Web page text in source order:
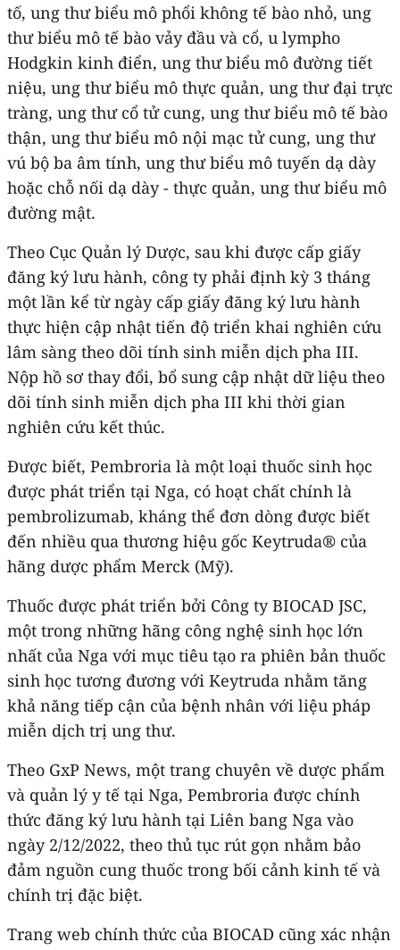
tố, ung thư biểu mô phổi không tế bào nhỏ, ung
thư biểu mô tế bào vảy đầu và cổ, u lympho
Hodgkin kinh điển, ung thư biểu mô đường tiết
niệu, ung thư biểu mô thực quản, ung thư đại trực
tràng, ung thư cổ tử cung, ung thư biểu mô tế bào
thận, ung thư biểu mô nội mạc tử cung, ung thư
vú bộ ba âm tính, ung thư biểu mô tuyến dạ dày
hoặc chỗ nối dạ dày - thực quản, ung thư biểu mô
đường mật.
Theo Cục Quản lý Dược, sau khi được cấp giấy
đăng ký lưu hành, công ty phải định kỳ 3 tháng
một lần kể từ ngày cấp giấy đăng ký lưu hành
thực hiện cập nhật tiến độ triển khai nghiên cứu
lâm sàng theo dõi tính sinh miễn dịch pha III.
Nộp hồ sơ thay đổi, bổ sung cập nhật dữ liệu theo
dõi tính sinh miễn dịch pha III khi thời gian
nghiên cứu kết thúc.
Được biết, Pembroria là một loại thuốc sinh học
được phát triển tại Nga, có hoạt chất chính là
pembrolizumab, kháng thể đơn dòng được biết
đến nhiều qua thương hiệu gốc Keytruda® của
hãng dược phẩm Merck (Mỹ).
Thuốc được phát triển bởi Công ty BIOCAD JSC,
một trong những hãng công nghệ sinh học lớn
nhất của Nga với mục tiêu tạo ra phiên bản thuốc
sinh học tương đương với Keytruda nhằm tăng
khả năng tiếp cận của bệnh nhân với liệu pháp
miễn dịch trị ung thư.
Theo GxP News, một trang chuyên về dược phẩm
và quản lý y tế tại Nga, Pembroria được chính
thức đăng ký lưu hành tại Liên bang Nga vào
ngày 2/12/2022, theo thủ tục rút gọn nhằm bảo
đảm nguồn cung thuốc trong bối cảnh kinh tế và
chính trị đặc biệt.
Trang web chính thức của BIOCAD cũng xác nhận